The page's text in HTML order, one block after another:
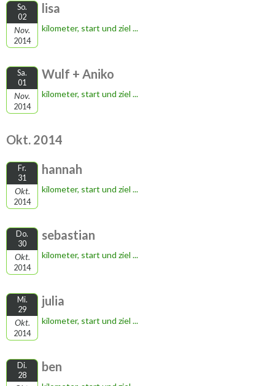
So.
02
Nov.
2014
lisa
kilometer, start und ziel ...
Sa.
01
Nov.
2014
Wulf + Aniko
kilometer, start und ziel ...
Okt. 2014
Fr.
31
Okt.
2014
hannah
kilometer, start und ziel ...
Do.
30
Okt.
2014
sebastian
kilometer, start und ziel ...
Mi.
29
Okt.
2014
julia
kilometer, start und ziel ...
Di.
28
ben